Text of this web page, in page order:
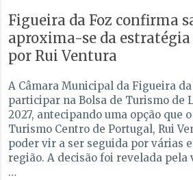
Figueira da Foz confirma
aproxima-se da estratégia
por Rui Ventura
A Câmara Municipal da Figueira
participar na Bolsa de Turismo de
2027, antecipando uma opção que
Turismo Centro de Portugal, Rui
poder vir a ser seguida por várias
região. A decisão foi revelada pela
…